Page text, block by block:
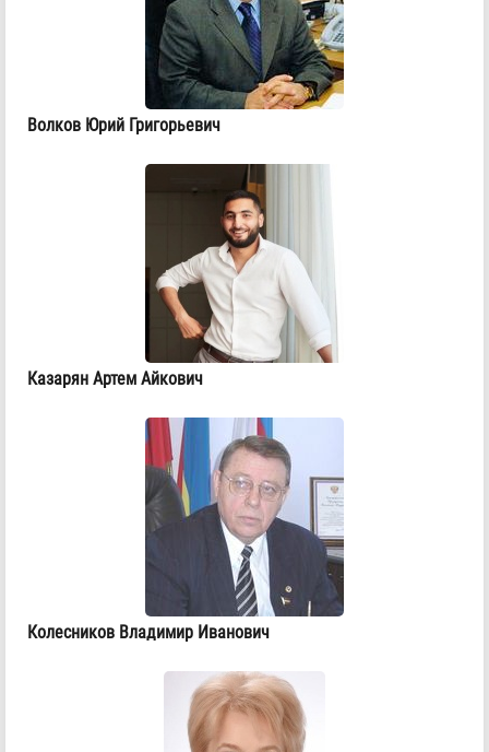
Волков Юрий Григорьевич
Казарян Артем Айкович
Колесников Владимир Иванович